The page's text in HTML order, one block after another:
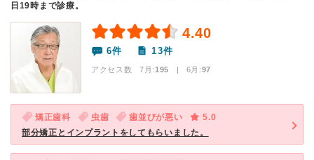
日19時まで診療。
4.40
6件 13件
アクセス数 7月:195 | 6月:97
矯正歯科 虫歯 歯並びが悪い
5.0
部分矯正とインプラントをしてもらいました。